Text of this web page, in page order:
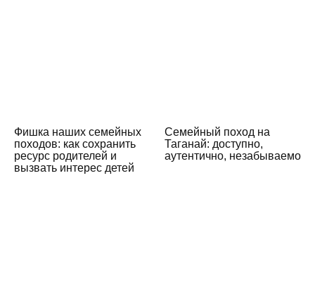
Фишка наших семейных
походов: как сохранить
ресурс родителей и
вызвать интерес детей
Семейный поход на
Таганай: доступно,
аутентично, незабываемо